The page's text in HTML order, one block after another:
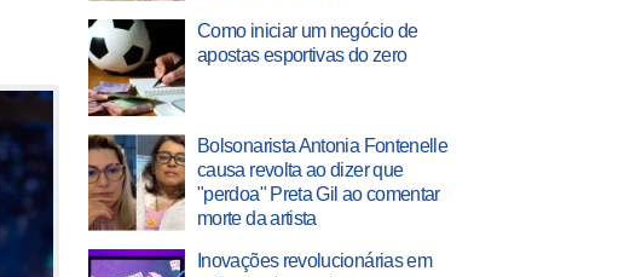
Como iniciar um negócio de
apostas esportivas do zero
Bolsonarista Antonia Fontenelle
causa revolta ao dizer que
"perdoa" Preta Gil ao comentar
morte da artista
Inovações revolucionárias em